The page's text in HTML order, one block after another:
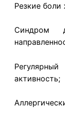
Резкие боли
Синдром
активность;